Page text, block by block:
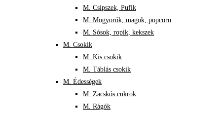
M. Csipszek, Pufik
M. Mogyorók, magok, popcorn
M. Sósok, ropik, kekszek
M. Csokik
M. Kis csokik
M. Táblás csokik
M. Édességek
M. Zacskós cukrok
M. Rágók